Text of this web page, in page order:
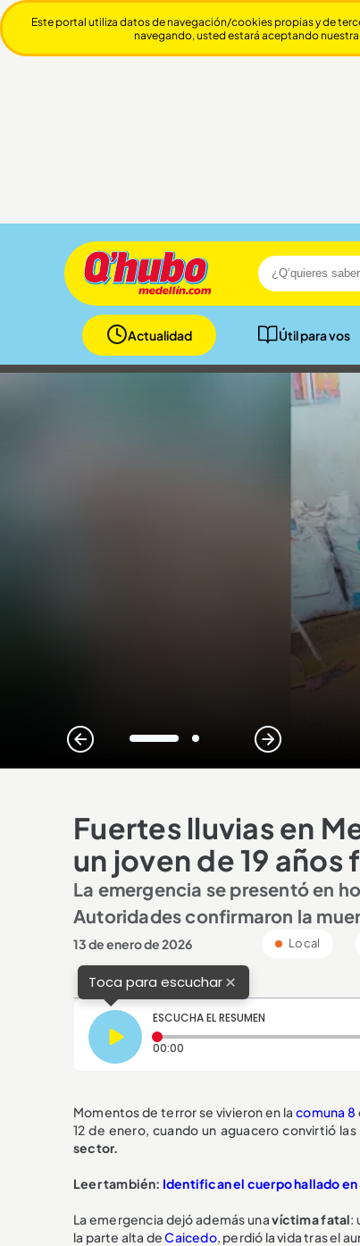
Actualidad Útil para vos
1 2
Fuertes lluvias en
un joven de 19 años
La emergencia se presentó en
Autoridades confirmaron la
13 de enero de 2026 Local
Toca para escuchar×
ESCUCHA EL RESUMEN
00:00
Momentos de terror se vivieron en lacomuna 8
12 de enero, cuando un aguacero convirtió
sector.
Leer también: Identifican el cuerpo hallado en
La emergencia dejó además unavíctima fatal:
la parte alta deCaicedo, perdió la vida tras el
Este portal utiliza datos de navegación/cookies propias y de
navegando, usted estará aceptando